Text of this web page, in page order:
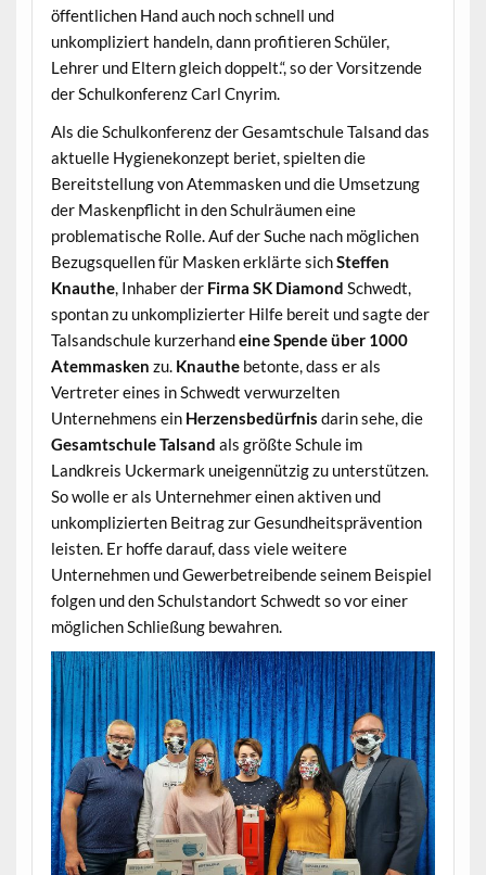
öffentlichen Hand auch noch schnell und
unkompliziert handeln, dann profitieren Schüler,
Lehrer und Eltern gleich doppelt.“, so der Vorsitzende
der Schulkonferenz Carl Cnyrim.
Als die Schulkonferenz der Gesamtschule Talsand das
aktuelle Hygienekonzept beriet, spielten die
Bereitstellung von Atemmasken und die Umsetzung
der Maskenpflicht in den Schulräumen eine
problematische Rolle. Auf der Suche nach möglichen
Bezugsquellen für Masken erklärte sichSteffen
Knauthe, Inhaber der Firma SK Diamond Schwedt,
spontan zu unkomplizierter Hilfe bereit und sagte der
Talsandschule kurzerhandeine Spende über 1000
Atemmasken zu. Knauthebetonte, dass er als
Vertreter eines in Schwedt verwurzelten
Unternehmens ein Herzensbedürfnis darin sehe, die
Gesamtschule Talsand als größte Schule im
Landkreis Uckermark uneigennützig zu unterstützen.
So wolle er als Unternehmer einen aktiven und
unkomplizierten Beitrag zur Gesundheitsprävention
leisten. Er hoffe darauf, dass viele weitere
Unternehmen und Gewerbetreibende seinem Beispiel
folgen und den Schulstandort Schwedt so vor einer
möglichen Schließung bewahren.